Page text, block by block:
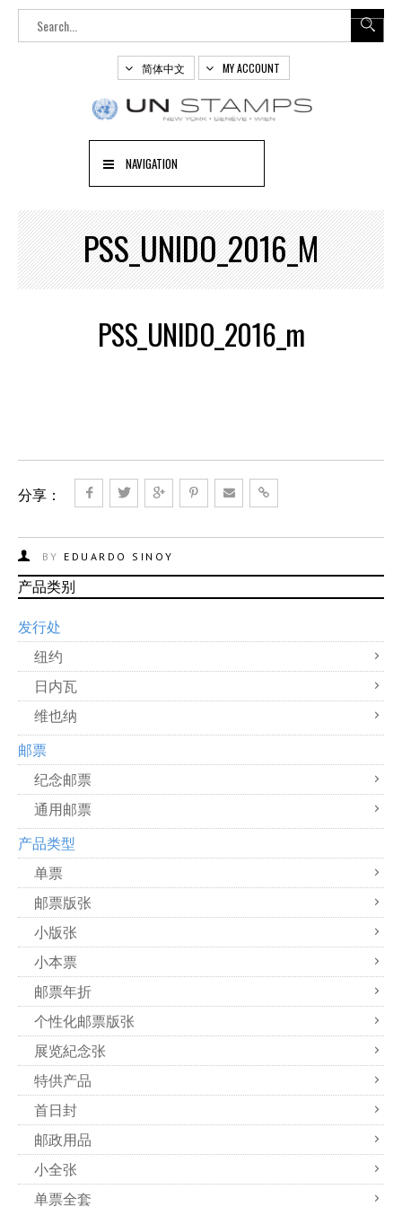
简体中文 MY ACCOUNT
NAVIGATION
PSS_UNIDO_2016_M
PSS_UNIDO_2016_m
分享：
BY EDUARDO SINOY
产品类别
发行处
纽约
日内瓦
维也纳
邮票
纪念邮票
通用邮票
产品类型
单票
邮票版张
小版张
小本票
邮票年折
个性化邮票版张
展览紀念张
特供产品
首日封
邮政用品
小全张
单票全套